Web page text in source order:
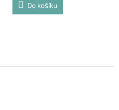
Do košíku